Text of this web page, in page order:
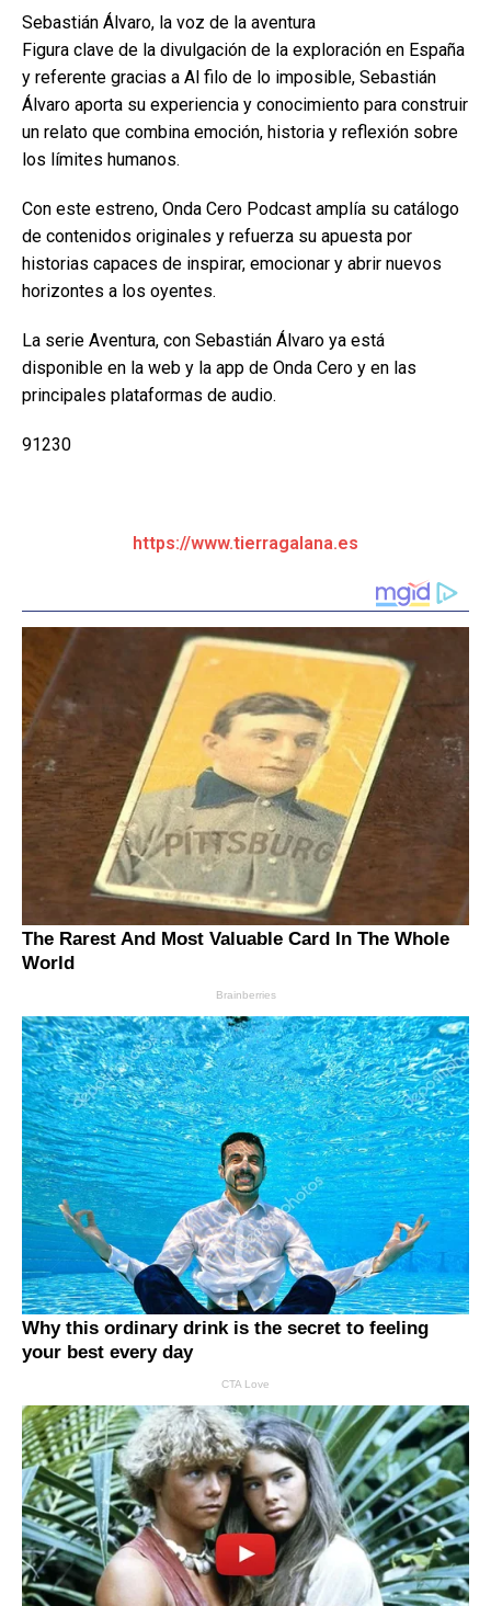
Sebastián Álvaro, la voz de la aventura
Figura clave de la divulgación de la exploración en España
y referente gracias a Al filo de lo imposible, Sebastián
Álvaro aporta su experiencia y conocimiento para construir
un relato que combina emoción, historia y reflexión sobre
los límites humanos.
Con este estreno, Onda Cero Podcast amplía su catálogo
de contenidos originales y refuerza su apuesta por
historias capaces de inspirar, emocionar y abrir nuevos
horizontes a los oyentes.
La serie Aventura, con Sebastián Álvaro ya está
disponible en la web y la app de Onda Cero y en las
principales plataformas de audio.
91230
https://www.tierragalana.es